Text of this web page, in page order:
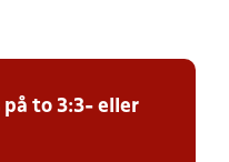
to 3:3- eller